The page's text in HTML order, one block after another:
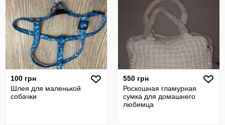
100 грн
Шлея для маленькой
собачки
550 грн
Роскошная гламурная
сумка для домашнего
любимца